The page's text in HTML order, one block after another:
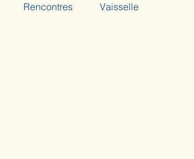
Rencontres Vaisselle